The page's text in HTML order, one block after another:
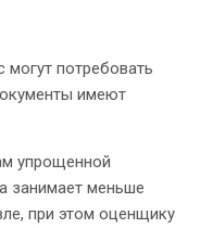
могут потребовать
имеют
упрощенной
занимает меньше
при этом оценщику